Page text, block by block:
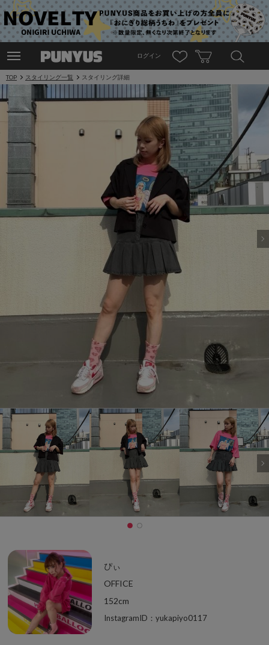
ログイン
TOP スタイリング一覧 スタイリング詳細
ぴぃ
OFFICE
152cm
InstagramID：yukapiyo0117